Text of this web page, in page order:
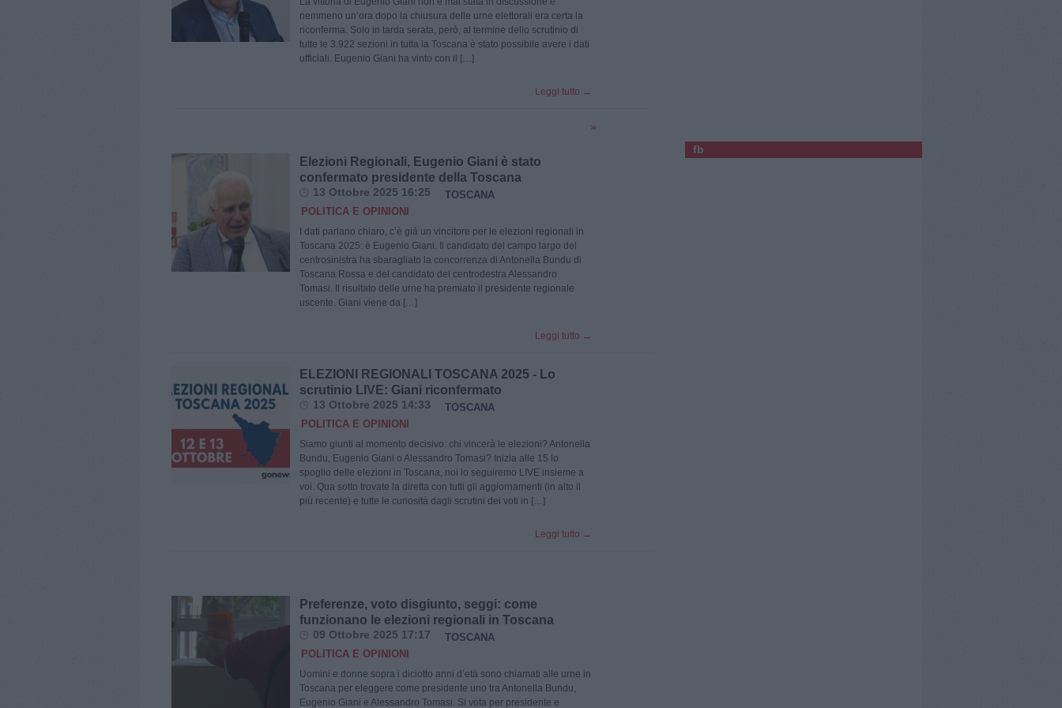
nemmeno un’ora dopo la chiusura delle urne elettorali era certa la
riconferma. Solo in tarda serata, però, al termine dello scrutinio di
tutte le 3.922 sezioni in tutta la Toscana è stato possibile avere i dati
ufficiali. Eugenio Giani ha vinto con il […]
Leggi tutto →
Elezioni Regionali, Eugenio Giani è stato
confermato presidente della Toscana
13 Ottobre 2025 16:25
TOSCANA
POLITICA E OPINIONI
I dati parlano chiaro, c’è già un vincitore per le elezioni regionali in
Toscana 2025: è Eugenio Giani. Il candidato del campo largo del
centrosinistra ha sbaragliato la concorrenza di Antonella Bundu di
Toscana Rossa e del candidato del centrodestra Alessandro
Tomasi. Il risultato delle urne ha premiato il presidente regionale
uscente. Giani viene da […]
Leggi tutto →
ELEZIONI REGIONALI TOSCANA 2025 - Lo
scrutinio LIVE: Giani riconfermato
13 Ottobre 2025 14:33
TOSCANA
POLITICA E OPINIONI
Siamo giunti al momento decisivo: chi vincerà le elezioni? Antonella
Bundu, Eugenio Giani o Alessandro Tomasi? Inizia alle 15 lo
spoglio delle elezioni in Toscana, noi lo seguiremo LIVE insieme a
voi. Qua sotto trovate la diretta con tutti gli aggiornamenti (in alto il
più recente) e tutte le curiosità dagli scrutini dei voti in […]
Leggi tutto →
Preferenze, voto disgiunto, seggi: come
funzionano le elezioni regionali in Toscana
09 Ottobre 2025 17:17
TOSCANA
POLITICA E OPINIONI
Uomini e donne sopra i diciotto anni d’età sono chiamati alle urne in
Toscana per eleggere come presidente uno tra Antonella Bundu,
Eugenio Giani e Alessandro Tomasi. Si vota per presidente e
»
fb